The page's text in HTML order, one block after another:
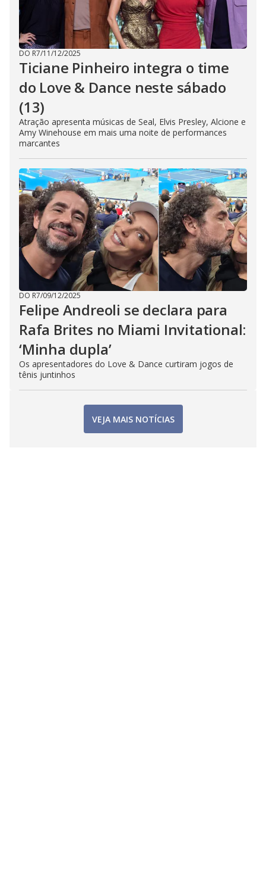
DO R7/11/12/2025
Ticiane Pinheiro integra o time
do Love & Dance neste sábado
(13)
Atração apresenta músicas de Seal, Elvis Presley, Alcione e
Amy Winehouse em mais uma noite de performances
marcantes
DO R7/09/12/2025
Felipe Andreoli se declara para
Rafa Brites no Miami Invitational:
‘Minha dupla’
Os apresentadores do Love & Dance curtiram jogos de
tênis juntinhos
VEJA MAIS NOTÍCIAS